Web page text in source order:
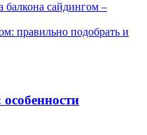
балкона сайдингом –
правильно подобрать и